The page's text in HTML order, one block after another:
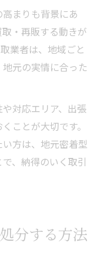
まりも背景にあ
・再販する動きが
業者は、地域ごと
元の実情に合った
対応エリア、出張
ことが大切です。
方は、地元密着型
、納得のいく取引
分する方法